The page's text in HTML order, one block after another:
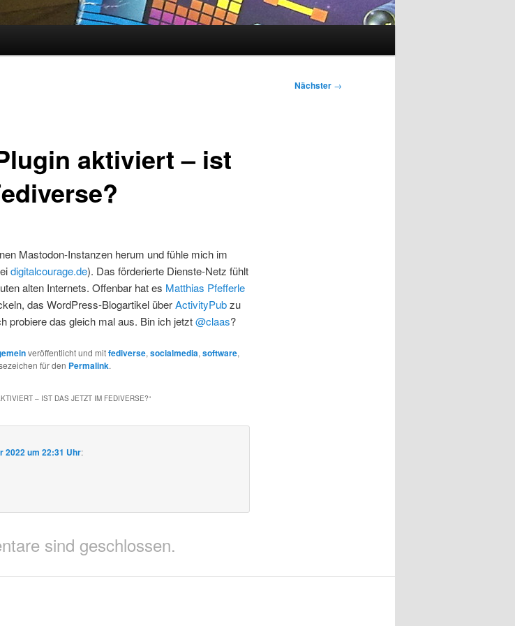
Nächster →
aktiviert – ist
Mastodon-Instanzen herum und fühle mich im
digitalcourage.de). Das förderierte Dienste-Netz fühlt
alten Internets. Offenbar hat es Matthias Pfefferle
das WordPress-Blogartikel überActivityPubzu
probiere das gleich mal aus. Bin ich jetzt@claas?
veröffentlicht und mitfediverse,socialmedia,software,
für den Permalink.
– IST DAS JETZT IM FEDIVERSE?“
2022 um 22:31 Uhr:
sind geschlossen.